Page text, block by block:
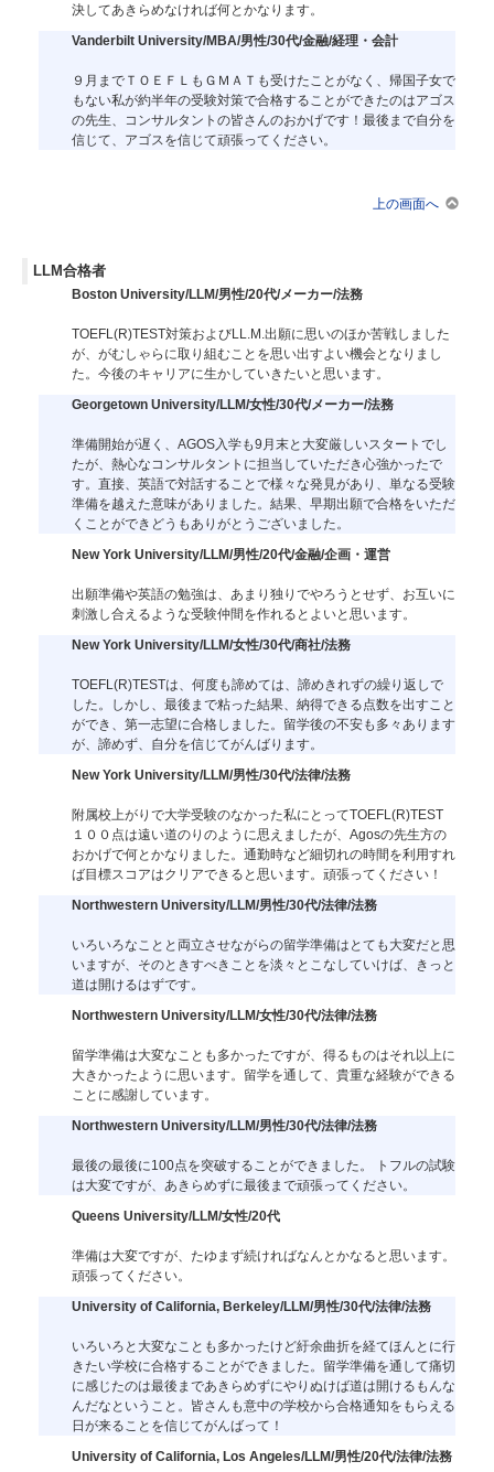
決してあきらめなければ何とかなります。
Vanderbilt University/MBA/男性/30代/金融/経理・会計
９月までＴＯＥＦＬもＧＭＡＴも受けたことがなく、帰国子女で
もない私が約半年の受験対策で合格することができたのはアゴス
の先生、コンサルタントの皆さんのおかげです！最後まで自分を
信じて、アゴスを信じて頑張ってください。
上の画面へ
LLM合格者
Boston University/LLM/男性/20代/メーカー/法務
TOEFL(R)TEST対策およびLL.M.出願に思いのほか苦戦しました
が、がむしゃらに取り組むことを思い出すよい機会となりまし
た。今後のキャリアに生かしていきたいと思います。
Georgetown University/LLM/女性/30代/メーカー/法務
準備開始が遅く、AGOS入学も9月末と大変厳しいスタートでし
たが、熱心なコンサルタントに担当していただき心強かったで
す。直接、英語で対話することで様々な発見があり、単なる受験
準備を越えた意味がありました。結果、早期出願で合格をいただ
くことができどうもありがとうございました。
New York University/LLM/男性/20代/金融/企画・運営
出願準備や英語の勉強は、あまり独りでやろうとせず、お互いに
刺激し合えるような受験仲間を作れるとよいと思います。
New York University/LLM/女性/30代/商社/法務
TOEFL(R)TESTは、何度も諦めては、諦めきれずの繰り返しで
した。しかし、最後まで粘った結果、納得できる点数を出すこと
ができ、第一志望に合格しました。留学後の不安も多々あります
が、諦めず、自分を信じてがんばります。
New York University/LLM/男性/30代/法律/法務
附属校上がりで大学受験のなかった私にとってTOEFL(R)TEST
１００点は遠い道のりのように思えましたが、Agosの先生方の
おかげで何とかなりました。通勤時など細切れの時間を利用すれ
ば目標スコアはクリアできると思います。頑張ってください！
Northwestern University/LLM/男性/30代/法律/法務
いろいろなことと両立させながらの留学準備はとても大変だと思
いますが、そのときすべきことを淡々とこなしていけば、きっと
道は開けるはずです。
Northwestern University/LLM/女性/30代/法律/法務
留学準備は大変なことも多かったですが、得るものはそれ以上に
大きかったように思います。留学を通して、貴重な経験ができる
ことに感謝しています。
Northwestern University/LLM/男性/30代/法律/法務
最後の最後に100点を突破することができました。 トフルの試験
は大変ですが、あきらめずに最後まで頑張ってください。
Queens University/LLM/女性/20代
準備は大変ですが、たゆまず続ければなんとかなると思います。
頑張ってください。
University of California, Berkeley/LLM/男性/30代/法律/法務
いろいろと大変なことも多かったけど紆余曲折を経てほんとに行
きたい学校に合格することができました。留学準備を通して痛切
に感じたのは最後まであきらめずにやりぬけば道は開けるもんな
んだなということ。皆さんも意中の学校から合格通知をもらえる
日が来ることを信じてがんばって！
University of California, Los Angeles/LLM/男性/20代/法律/法務